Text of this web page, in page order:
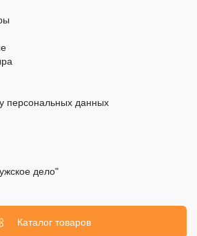
персональных данных
дело"
Каталог товаров